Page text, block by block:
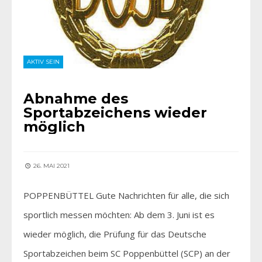
AKTIV SEIN
Abnahme des
Sportabzeichens wieder
möglich
26. MAI 2021
POPPENBÜTTEL Gute Nachrichten für alle, die sich
sportlich messen möchten: Ab dem 3. Juni ist es
wieder möglich, die Prüfung für das Deutsche
Sportabzeichen beim SC Poppenbüttel (SCP) an der